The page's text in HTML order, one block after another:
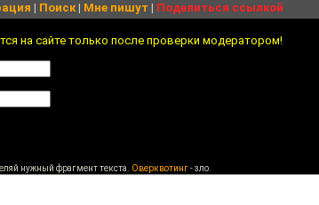
| Поиск| Мне пишут | Поделиться ссылкой
на сайте только после проверки модератором!
нужный фрагмент текста. Оверквотинг- зло.